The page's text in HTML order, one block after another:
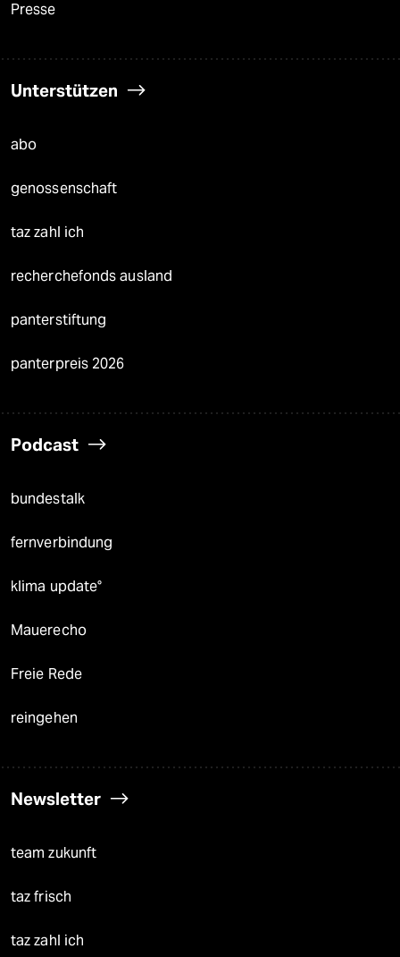
Presse
Unterstützen
abo
genossenschaft
taz zahl ich
recherchefonds ausland
panterstiftung
panterpreis 2026
Podcast
bundestalk
fernverbindung
klima update°
Mauerecho
Freie Rede
reingehen
Newsletter
team zukunft
taz frisch
taz zahl ich